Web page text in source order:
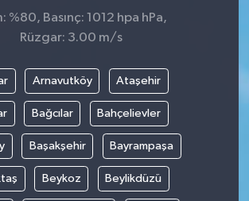
%80, Basınç: 1012 hpa hPa,
Rüzgar: 3.00 m/s
Arnavutköy Ataşehir
Bağcılar Bahçelievler
Başakşehir Bayrampaşa
Beykoz Beylikdüzü